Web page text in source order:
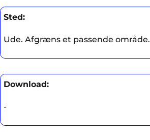
Sted:
Ude. Afgræns et passende område.
Download:
-